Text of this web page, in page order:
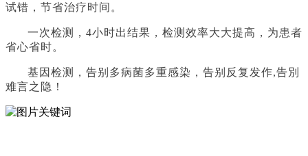
试错，节省治疗时间。
一次检测， 4小时出结果，检测效率大大提高，为患者
省心省时。
基因检测 ， 告别多病菌多重感染，告别反复发作,告別
难言之隐！